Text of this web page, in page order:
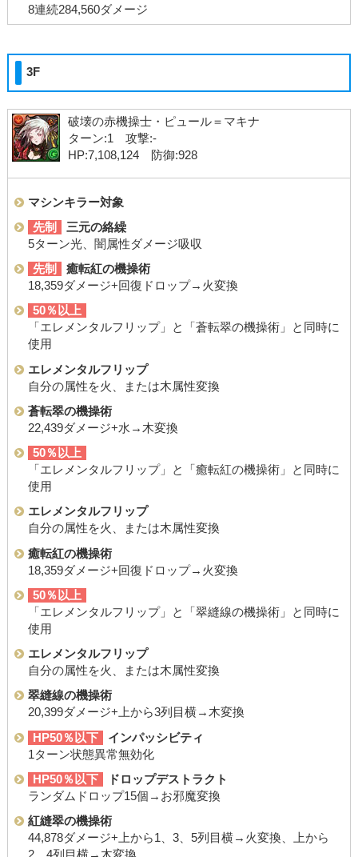
8連続284,560ダメージ
3F
破壊の赤機操士・ピュール＝マキナ
ターン:1 攻撃:-
HP:7,108,124 防御:928
マシンキラー対象
先制
三元の絡繰
5ターン光、闇属性ダメージ吸収
先制
癒転紅の機操術
18,359ダメージ+回復ドロップ→火変換
50％以上
「エレメンタルフリップ」と「蒼転翠の機操術」と同時に
使用
エレメンタルフリップ
自分の属性を火、または木属性変換
蒼転翠の機操術
22,439ダメージ+水→木変換
50％以上
「エレメンタルフリップ」と「癒転紅の機操術」と同時に
使用
エレメンタルフリップ
自分の属性を火、または木属性変換
癒転紅の機操術
18,359ダメージ+回復ドロップ→火変換
50％以上
「エレメンタルフリップ」と「翠縫線の機操術」と同時に
使用
エレメンタルフリップ
自分の属性を火、または木属性変換
翠縫線の機操術
20,399ダメージ+上から3列目横→木変換
HP50％以下
インパッシビティ
1ターン状態異常無効化
HP50％以下
ドロップデストラクト
ランダムドロップ15個→お邪魔変換
紅縫翠の機操術
44,878ダメージ+上から1、3、5列目横→火変換、上から